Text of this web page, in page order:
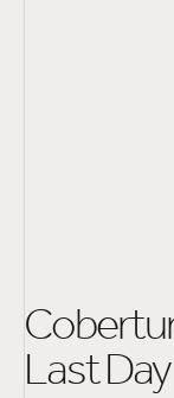
Last Day